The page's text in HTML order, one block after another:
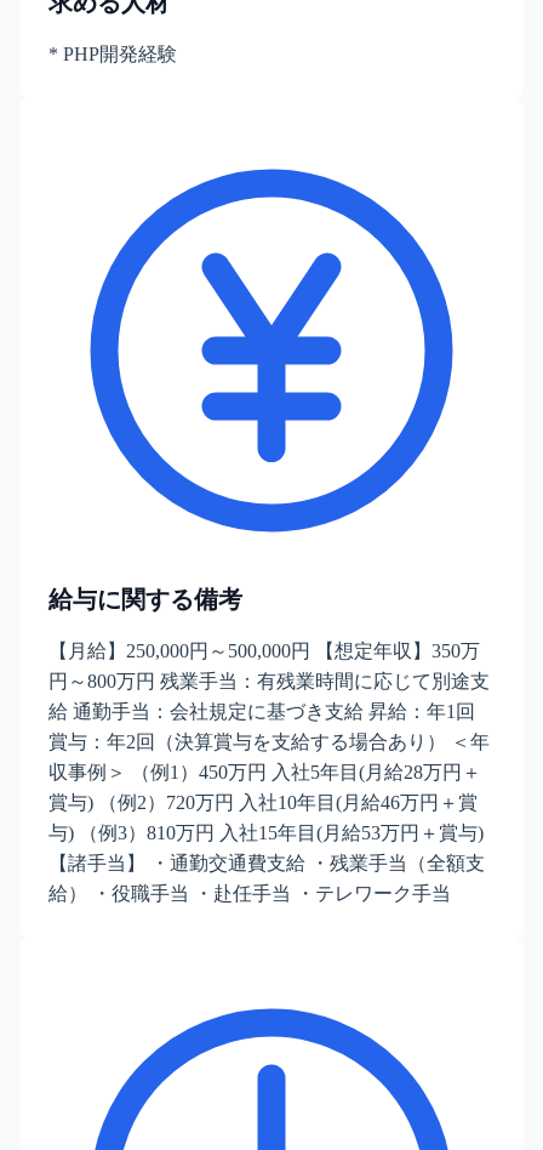
* PHP開発経験
給与に関する備考
【月給】250,000円～500,000円 【想定年収】350万
円～800万円 残業手当：有残業時間に応じて別途支
給 通勤手当：会社規定に基づき支給 昇給：年1回
賞与：年2回（決算賞与を支給する場合あり） ＜年
収事例＞ （例1）450万円 入社5年目(月給28万円＋
賞与) （例2）720万円 入社10年目(月給46万円＋賞
与) （例3）810万円 入社15年目(月給53万円＋賞与)
【諸手当】 ・通勤交通費支給 ・残業手当（全額支
給） ・役職手当 ・赴任手当 ・テレワーク手当